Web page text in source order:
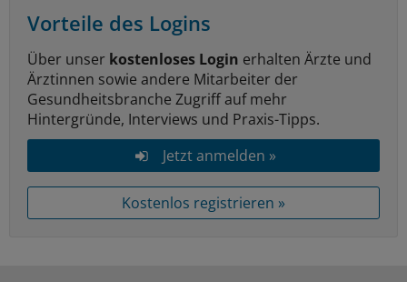
Vorteile des Logins
Über unser kostenloses Login erhalten Ärzte und
Ärztinnen sowie andere Mitarbeiter der
Gesundheitsbranche Zugriff auf mehr
Hintergründe, Interviews und Praxis-Tipps.
Jetzt anmelden »
Kostenlos registrieren »